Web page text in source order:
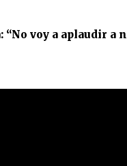
“No voy a aplaudir a